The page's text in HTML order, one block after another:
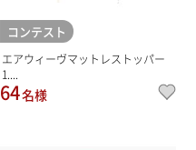
コンテスト
エアウィーヴマットレストッパー
1....
64名様